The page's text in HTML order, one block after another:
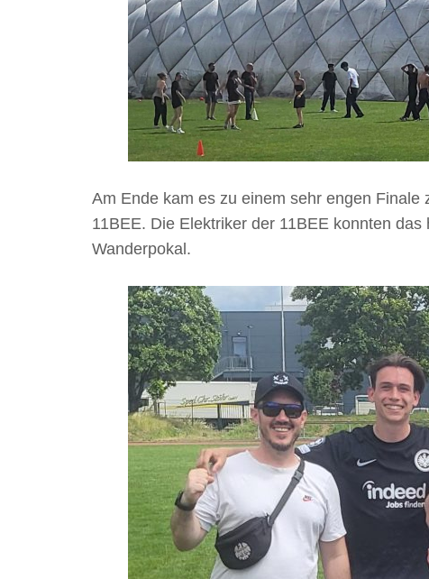
Am Ende kam es zu einem sehr engen
11BEE. Die Elektriker der 11BEE konnten
Wanderpokal.